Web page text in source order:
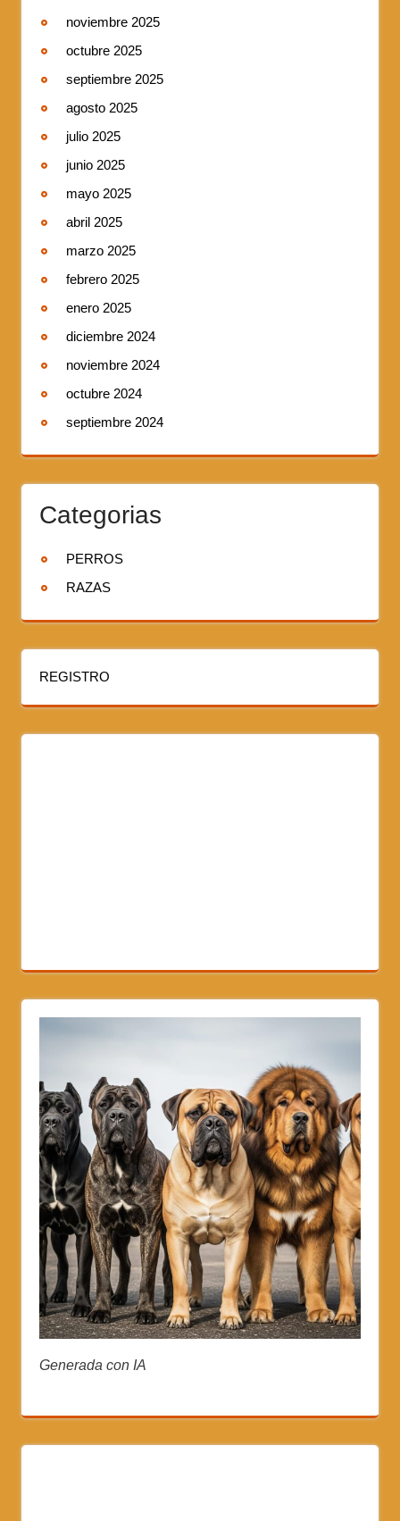
noviembre 2025
octubre 2025
septiembre 2025
agosto 2025
julio 2025
junio 2025
mayo 2025
abril 2025
marzo 2025
febrero 2025
enero 2025
diciembre 2024
noviembre 2024
octubre 2024
septiembre 2024
Categorias
PERROS
RAZAS
REGISTRO
Generada con IA